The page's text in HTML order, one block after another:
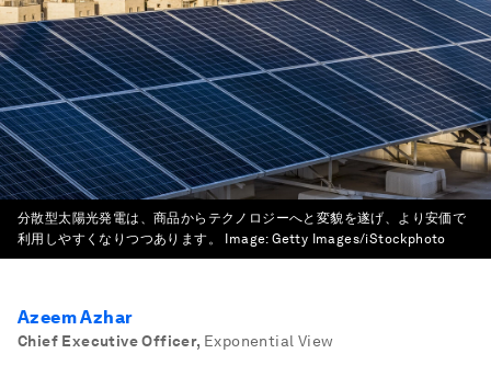
分散型太陽光発電は、商品からテクノロジーへと変貌を遂げ、より安価で
利用しやすくなりつつあります。
Image:Getty Images/iStockphoto
Azeem Azhar
Chief Executive Officer, Exponential View